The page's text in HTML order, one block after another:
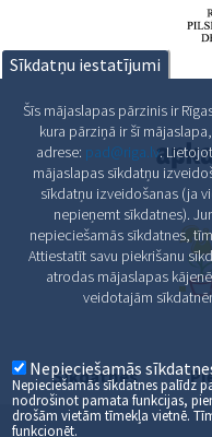
Sīkdatnes
Sīkdatņu iestatījumi
Šīs mājaslapas pārzinis ir
kura pārziņā ir šī
adrese: pad@riga.lv.
mājaslapas sīkdatņu
sīkdatņu izveidošanas (ja
nepieņemt sīkdatnes).
nepieciešamās sīkdatnes,
Attiestatīt savu piekrišanu
atrodas mājaslapas
veidotajām
Nepieciešamās
Nepieciešamās sīkdatnes palīdz
nodrošinot pamata funkcijas,
drošām vietām tīmekļa vietnē.
funkcionēt.